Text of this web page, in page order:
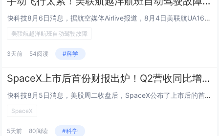
快科技8月6日消息，据航空媒体Airlive报道，8月4日美联航UA169航班在飞越大西洋期间因自动驾驶系统故障，紧急备...
美联航越洋航班自动驾驶故障
3天前 54阅读 #科学
SpaceX上市后首份财报出炉！Q2营收同比增长92% 星链成唯一盈利部门
快科技8月5日消息，美股周二收盘后，SpaceX公布了上市后的首份财报。财报显示，受益于星链卫星互联网业务以及AI业务的...
SpaceX
5天前 80阅读 #科学